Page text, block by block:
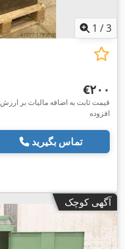
1 /3
‎€۲۰۰
قیمت ثابت به اضافه مالیات بر ارزش
افزوده
تماس بگیرید
آگهی کوچک